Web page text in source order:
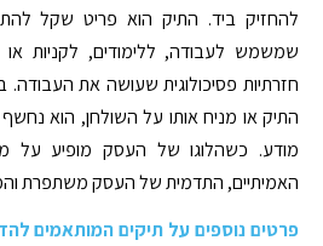
להחזיק ביד. התיק הוא פריט שקל
שמשמש לעבודה, ללימודים, לקניות או
חזרתיות פסיכולוגית שעושה את
התיק או מניח אותו על השולחן, הוא
מודע. כשהלוגו של העסק מופיע על
האמיתיים, התדמית של העסק משתפרת
פרטים נוספים על תיקים המותאמים